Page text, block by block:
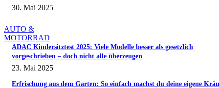
30. Mai 2025
AUTO &
MOTORRAD
ADAC Kindersitztest 2025: Viele Modelle besser als gesetzlich
vorgeschrieben – doch nicht alle überzeugen
23. Mai 2025
Erfrischung aus dem Garten: So einfach machst du deine eigene